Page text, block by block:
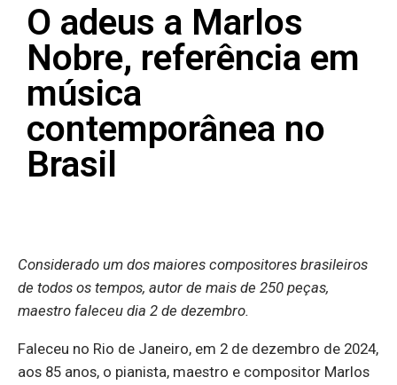
O adeus a Marlos
Nobre, referência em
música
contemporânea no
Brasil
Considerado um dos maiores compositores brasileiros
de todos os tempos, autor de mais de 250 peças,
maestro faleceu dia 2 de dezembro.
Faleceu no Rio de Janeiro, em 2 de dezembro de 2024,
aos 85 anos, o pianista, maestro e compositor Marlos